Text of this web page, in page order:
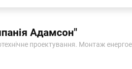
Адамсон"
проектування. Монтаж